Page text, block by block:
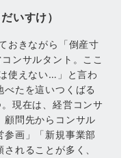
いすけ）
おきながら「倒産寸
ンサルタント。ここ
使えない…」と言わ
たを這いつくばる
現在は、経営コンサ
顧問先からコンサル
参画」「新規事業部
れることが多く、